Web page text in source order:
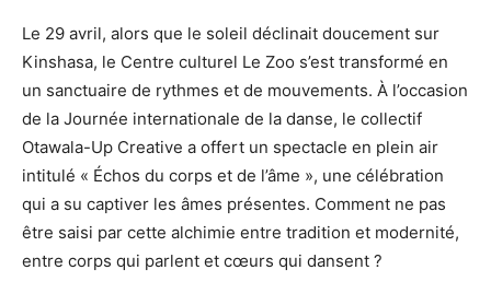
Le 29 avril, alors que le soleil déclinait doucement sur
Kinshasa, le Centre culturel Le Zoo s’est transformé en
un sanctuaire de rythmes et de mouvements. À l’occasion
de la Journée internationale de la danse, le collectif
Otawala-Up Creative a offert un spectacle en plein air
intitulé « Échos du corps et de l’âme », une célébration
qui a su captiver les âmes présentes. Comment ne pas
être saisi par cette alchimie entre tradition et modernité,
entre corps qui parlent et cœurs qui dansent ?